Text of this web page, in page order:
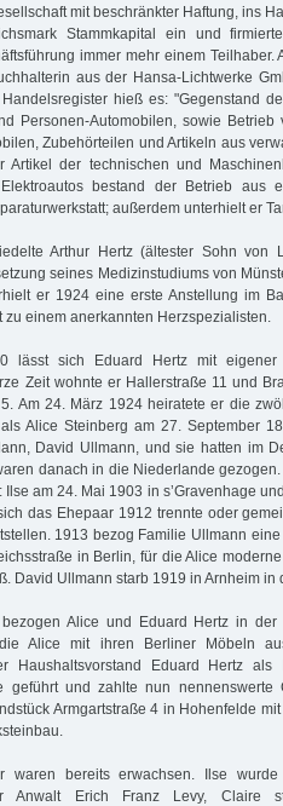
mit beschränkter Haftung, ins
Stammkapital ein und
immer mehr einem Teilhaber.
aus der Hansa-Lichtwerke
hieß es: "Gegenstand
Personen-Automobilen, sowie Betrieb
Zubehörteilen und Artikeln aus
Artikel der technischen und
bestand der Betrieb aus
außerdem unterhielt er
Arthur Hertz (ältester Sohn von
seines Medizinstudiums von
er 1924 eine erste Anstellung im
einem anerkannten Herzspezialisten.
lässt sich Eduard Hertz mit eigener
Zeit wohnte er Hallerstraße 11 und
Am 24. März 1924 heiratete er die
Alice Steinberg am 27. September
David Ullmann, und sie hatten im
danach in die Niederlande
am 24. Mai 1903 in s’Gravenhage
das Ehepaar 1912 trennte oder
1913 bezog Familie Ullmann
in Berlin, für die Alice
David Ullmann starb 1919 in Arnheim in
Alice und Eduard Hertz in
Alice mit ihren Berliner Möbeln
Haushaltsvorstand Eduard Hertz als
geführt und zahlte nun nennenswerte
Armgartstraße 4 in Hohenfelde
waren bereits erwachsen. Ilse
Anwalt Erich Franz Levy, Claire